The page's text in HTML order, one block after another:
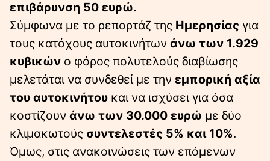
επιβάρυνση 50 ευρώ.
Σύμφωνα με το ρεπορτάζ της Ημερησίας για
τους κατόχους αυτοκινήτων άνω των 1.929
κυβικών ο φόρος πολυτελούς διαβίωσης
μελετάται να συνδεθεί με την εμπορική αξία
του αυτοκινήτου και να ισχύσει για όσα
κοστίζουν άνω των 30.000 ευρώ με δύο
κλιμακωτούς συντελεστές 5% και 10%.
Όμως, στις ανακοινώσεις των επόμενων